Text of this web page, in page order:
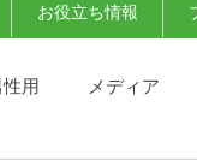
お役立ち情報
性用 メディア